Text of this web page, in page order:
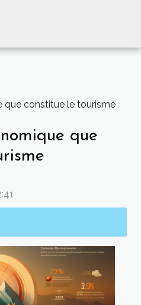
que constitue le tourisme
que